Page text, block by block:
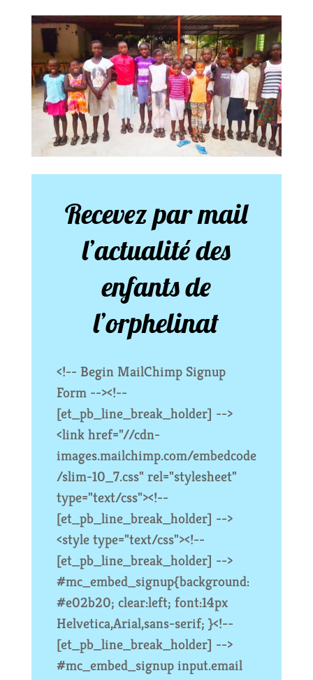
Recevez par mail
l’actualité des
enfants de
l’orphelinat
<!-- Begin MailChimp Signup
Form --><!--
[et_pb_line_break_holder] -->
<link href="//cdn-
images.mailchimp.com/embedcode
/slim-10_7.css" rel="stylesheet"
type="text/css"><!--
[et_pb_line_break_holder] -->
<style type="text/css"><!--
[et_pb_line_break_holder] -->
#mc_embed_signup{background:
#e02b20; clear:left; font:14px
Helvetica,Arial,sans-serif; }<!--
[et_pb_line_break_holder] -->
#mc_embed_signup input.email